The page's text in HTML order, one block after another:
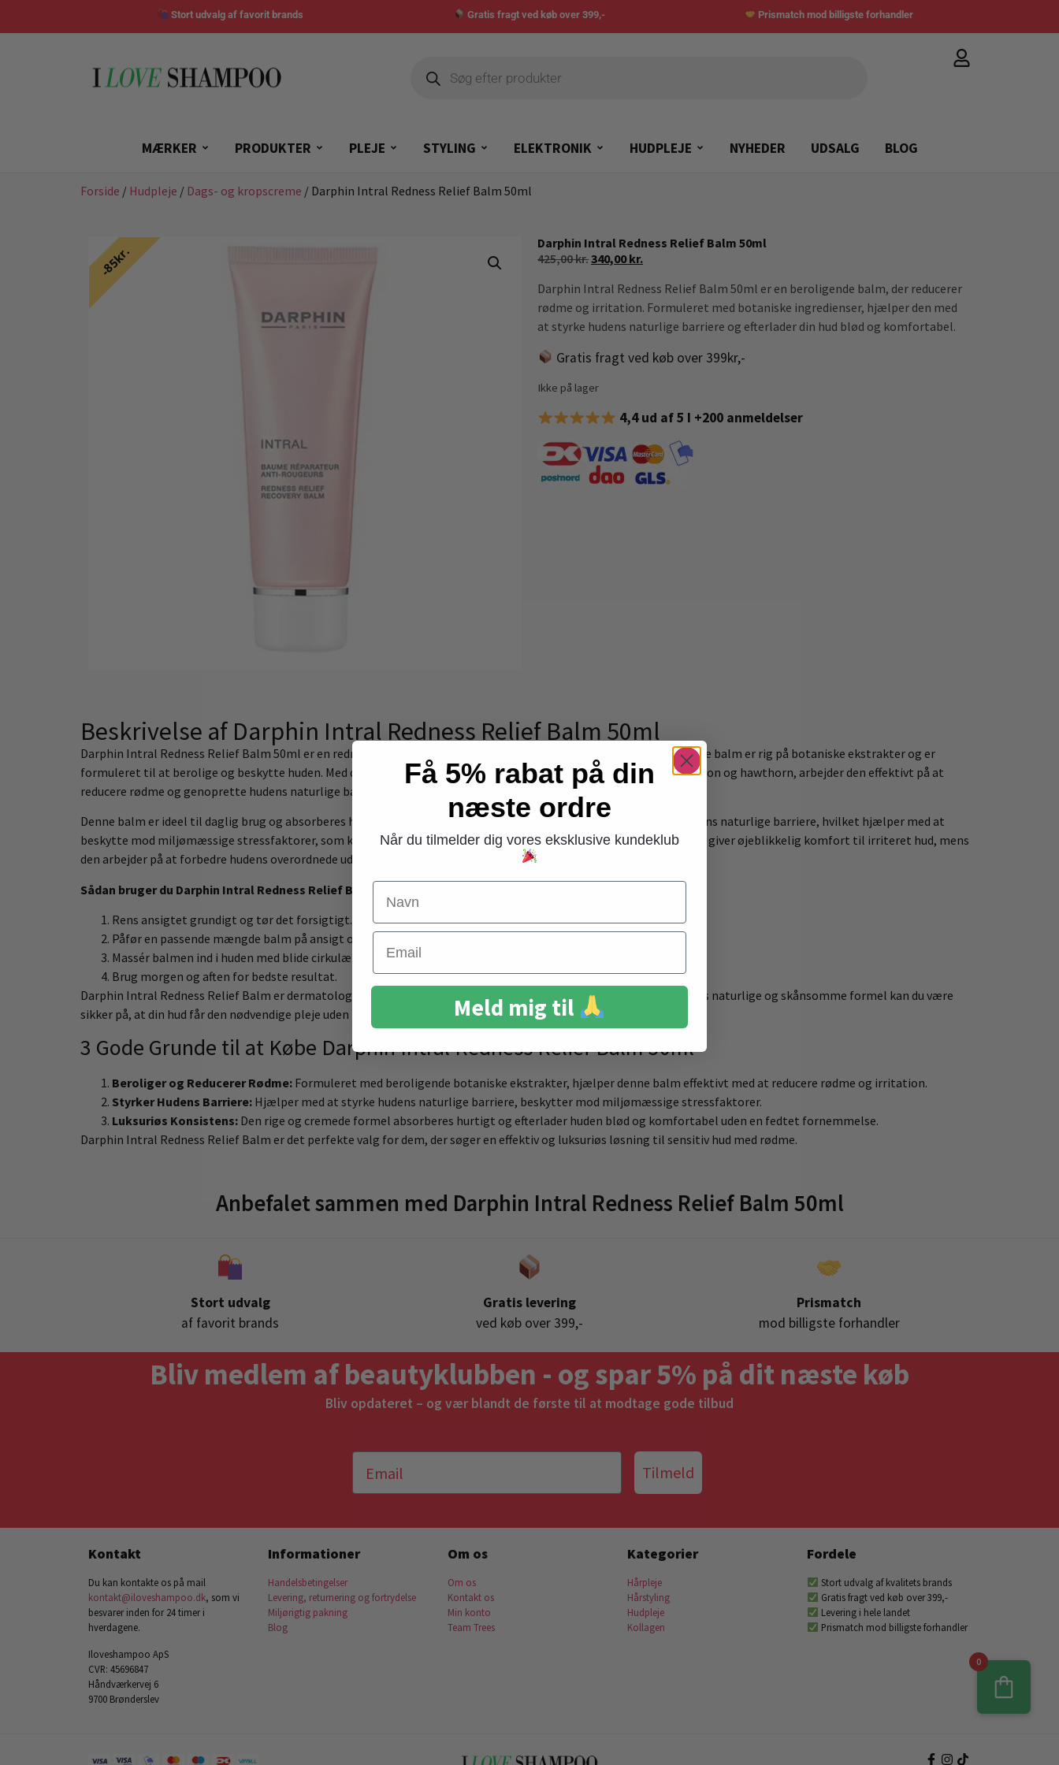
Stort udvalg af favorit brands Gratis fragt ved køb over 399,- Prismatch mod billigste forhandler
MÆRKER PRODUKTER PLEJE STYLING ELEKTRONIK HUDPLEJE NYHEDER UDSALG BLOG
Forside / Hudpleje / Dags- og kropscreme / Darphin Intral Redness Relief Balm 50ml
Darphin Intral Redness Relief Balm 50ml
425,00kr.340,00kr.
Darphin Intral Redness Relief Balm 50ml er en beroligende balm, der reducerer
rødme og irritation. Formuleret med botaniske ingredienser, hjælper den med
at styrke hudens naturlige barriere og efterlader din hud blød og komfortabel.
Gratis fragt ved køb over 399kr,-
Ikke på lager
4,4 ud af 5 I +200 anmeldelser
Beskrivelse af Darphin Intral Redness Relief Balm 50ml
Darphin Intral Redness Relief Balm 50ml er en redningsplanke for sensitiv hud, der lider af rødme og irritation. Denne balm er rig på botaniske ekstrakter og er
formuleret til at berolige og beskytte huden. Med dens unikke blanding af beroligende ingredienser som kamille, pæon og hawthorn, arbejder den effektivt på at
reducere rødme og genoprette hudens naturlige balance.
Denne balm er ideel til daglig brug og absorberes hurtigt uden at efterlade en fedtet fornemmelse. Den styrker hudens naturlige barriere, hvilket hjælper med at
beskytte mod miljømæssige stressfaktorer, som kan forværre rødme og irritation. Dens rige og cremede konsistens giver øjeblikkelig komfort til irriteret hud, mens
den arbejder på at forbedre hudens overordnede udseende over tid.
Sådan bruger du Darphin Intral Redness Relief Balm 50ml:
Rens ansigtet grundigt og tør det forsigtigt.
Påfør en passende mængde balm på ansigt og hals.
Massér balmen ind i huden med blide cirkulære bevægelser.
Brug morgen og aften for bedste resultat.
Darphin Intral Redness Relief Balm er dermatologisk testet og velegnet til alle hudtyper, især sensitiv hud. Med dens naturlige og skånsomme formel kan du være
sikker på, at din hud får den nødvendige pleje uden irritation.
3 Gode Grunde til at Købe Darphin Intral Redness Relief Balm 50ml
Beroliger og Reducerer Rødme: Formuleret med beroligende botaniske ekstrakter, hjælper denne balm effektivt med at reducere rødme og irritation.
Styrker Hudens Barriere: Hjælper med at styrke hudens naturlige barriere, beskytter mod miljømæssige stressfaktorer.
Luksuriøs Konsistens: Den rige og cremede formel absorberes hurtigt og efterlader huden blød og komfortabel uden en fedtet fornemmelse.
Darphin Intral Redness Relief Balm er det perfekte valg for dem, der søger en effektiv og luksuriøs løsning til sensitiv hud med rødme.
Anbefalet sammen med Darphin Intral Redness Relief Balm 50ml
Stort udvalg
af favorit brands
Gratis levering
ved køb over 399,-
Prismatch
mod billigste forhandler
Bliv medlem af beautyklubben - og spar 5% på dit næste køb
Bliv opdateret – og vær blandt de første til at modtage gode tilbud
Tilmeld
Kontakt
Du kan kontakte os på mail
kontakt@iloveshampoo.dk, som vi
besvarer inden for 24 timer i
hverdagene.
Iloveshampoo ApS
CVR: 45696847
Håndværkervej 6
9700 Brønderslev
Informationer
Handelsbetingelser
Levering, returnering og fortrydelse
Miljørigtig pakning
Blog
Om os
Om os
Kontakt os
Min konto
Team Trees
Kategorier
Hårpleje
Hårstyling
Hudpleje
Kollagen
Fordele
Stort udvalg af kvalitets brands
Gratis fragt ved køb over 399,-
Levering i hele landet
Prismatch mod billigste forhandler
0
85kr.
Få 5% rabat på din
næste ordre
Når du tilmelder dig vores eksklusive kundeklub
Navn
Email
Meld mig til